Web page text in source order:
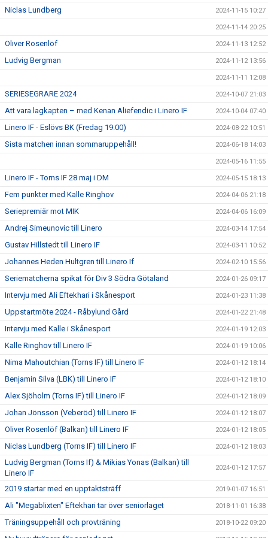
Niclas Lundberg 2024-11-15 10:27
2024-11-14 20:25
Oliver Rosenlöf 2024-11-13 12:52
Ludvig Bergman 2024-11-12 13:56
2024-11-11 12:08
SERIESEGRARE 2024 2024-10-07 21:03
Att vara lagkapten – med Kenan Aliefendic i Linero IF 2024-10-04 07:40
Linero IF - Eslövs BK (Fredag 19.00) 2024-08-22 10:51
Sista matchen innan sommaruppehåll! 2024-06-18 14:03
2024-05-16 11:55
Linero IF - Torns IF 28 maj i DM 2024-05-15 18:13
Fem punkter med Kalle Ringhov 2024-04-06 21:18
Seriepremiär mot MIK 2024-04-06 16:09
Andrej Simeunovic till Linero 2024-03-14 17:54
Gustav Hillstedt till Linero IF 2024-03-11 10:52
Johannes Heden Hultgren till Linero If 2024-02-10 15:56
Seriematcherna spikat för Div 3 Södra Götaland 2024-01-26 09:17
Intervju med Ali Eftekhari i Skånesport 2024-01-23 11:38
Uppstartmöte 2024 - Råbylund Gård 2024-01-22 21:48
Intervju med Kalle i Skånesport 2024-01-19 12:03
Kalle Ringhov till Linero IF 2024-01-19 10:06
Nima Mahoutchian (Torns IF) till Linero IF 2024-01-12 18:14
Benjamin Silva (LBK) till Linero IF 2024-01-12 18:10
Alex Sjöholm (Torns IF) till Linero IF 2024-01-12 18:09
Johan Jönsson (Veberöd) till Linero IF 2024-01-12 18:07
Oliver Rosenlöf (Balkan) till Linero IF 2024-01-12 18:05
Niclas Lundberg (Torns IF) till Linero IF 2024-01-12 18:03
Ludvig Bergman (Torns If) & Mikias Yonas (Balkan) till
Linero IF
2024-01-12 17:57
2019 startar med en upptaktsträff 2019-01-07 16:51
Ali "Megablixten" Eftekhari tar över seniorlaget 2018-11-01 16:38
Träningsuppehåll och provträning 2018-10-22 09:20